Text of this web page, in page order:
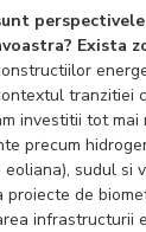
Exista
tranzitiei
investitii tot
precum
eoliana), sudul si
proiecte de
infrastructurii